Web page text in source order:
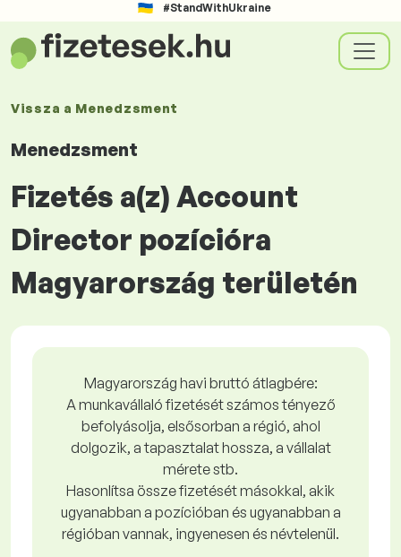
#StandWithUkraine
Vissza a Menedzsment
Menedzsment
Fizetés a(z) Account
Director pozícióra
Magyarország területén
Magyarország havi bruttó átlagbére:
A munkavállaló fizetését számos tényező
befolyásolja, elsősorban a régió, ahol
dolgozik, a tapasztalat hossza, a vállalat
mérete stb.
Hasonlítsa össze fizetését másokkal, akik
ugyanabban a pozícióban és ugyanabban a
régióban vannak, ingyenesen és névtelenül.